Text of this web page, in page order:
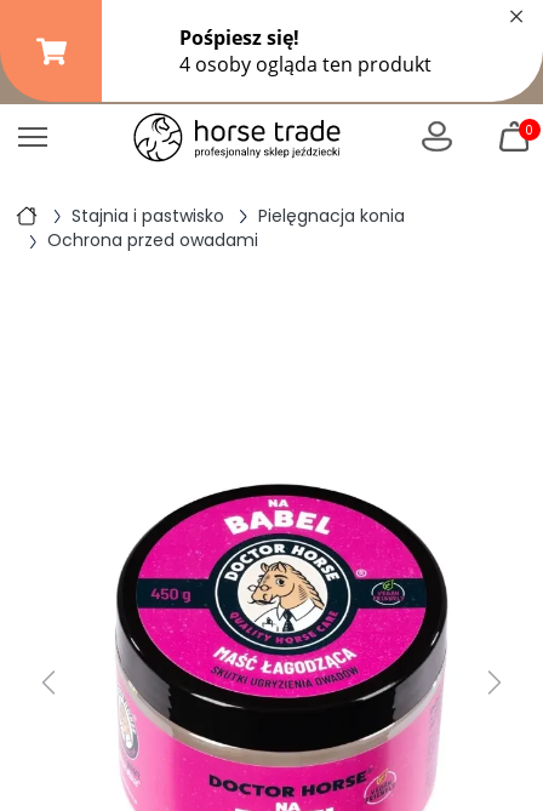
Darmowa dostawa od149,99 zł
299 złpozostałe formy wysyłki
×
0
Stajnia i pastwisko
Pielęgnacja konia
Ochrona przed owadami
Previous Next